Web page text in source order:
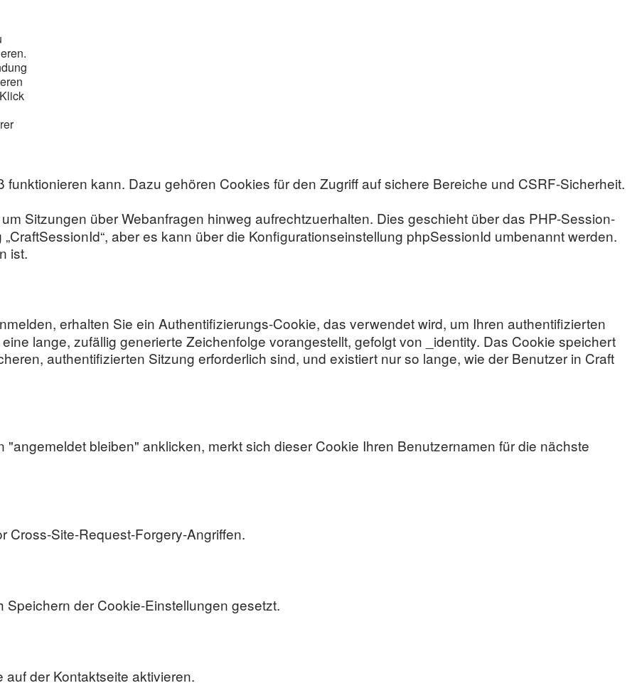
kann. Dazu gehören Cookies für den Zugriff auf sichere Bereiche und CSRF-Sicherheit.
Sitzungen über Webanfragen hinweg aufrechtzuerhalten. Dies geschieht über das PHP-Session-
aber es kann über die Konfigurationseinstellung phpSessionId umbenannt werden.
ist.
erhalten Sie ein Authentifizierungs-Cookie, das verwendet wird, um Ihren authentifizierten
lange, zufällig generierte Zeichenfolge vorangestellt, gefolgt von _identity. Das Cookie speichert
authentifizierten Sitzung erforderlich sind, und existiert nur so lange, wie der Benutzer in Craft
"angemeldet bleiben" anklicken, merkt sich dieser Cookie Ihren Benutzernamen für die nächste
Cross-Site-Request-Forgery-Angriffen.
Speichern der Cookie-Einstellungen gesetzt.
der Kontaktseite aktivieren.